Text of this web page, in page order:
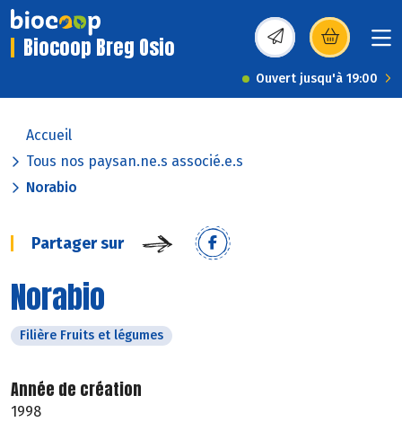
Biocoop Breg Osio (s’ouvre dans une
Ouvert jusqu'à 19:00
Accueil
Tous nos paysan.ne.s associé.e.s
Norabio
Partager sur
Norabio
Filière Fruits et légumes
Année de création
1998